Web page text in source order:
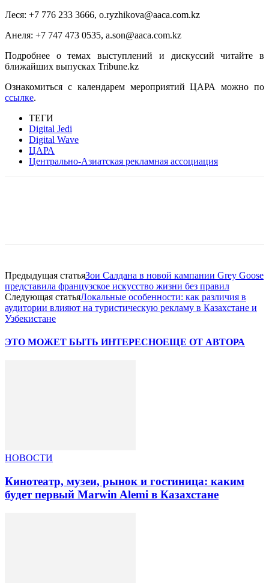
Леся: +7 776 233 3666, o.ryzhikova@aaca.com.kz
Анеля: +7 747 473 0535, a.son@aaca.com.kz
Подробнее о темах выступлений и дискуссий читайте в
ближайших выпусках Tribune.kz
Ознакомиться с календарем мероприятий ЦАРА можно по
ссылке.
ТЕГИ
Digital Jedi
Digital Wave
ЦАРА
Центрально-Азиатская рекламная ассоциация
Предыдущая статьяЗои Салдана в новой кампании Grey Goose
представила французское искусство жизни без правил
Следующая статьяЛокальные особенности: как различия в
аудитории влияют на туристическую рекламу в Казахстане и
Узбекистане
ЭТО МОЖЕТ БЫТЬ ИНТЕРЕСНОЕЩЕ ОТ АВТОРА
НОВОСТИ
Кинотеатр, музеи, рынок и гостиница: каким
будет первый Marwin Alemi в Казахстане